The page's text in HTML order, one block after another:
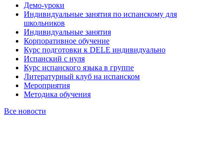
Демо-уроки
Индивидуальные занятия по испанскому для
школьников
Индивидуальные занятия
Корпоративное обучение
Курс подготовки к DELE индивидуально
Испанский с нуля
Курс испанского языка в группе
Литературный клуб на испанском
Мероприятия
Методика обучения
Все новости